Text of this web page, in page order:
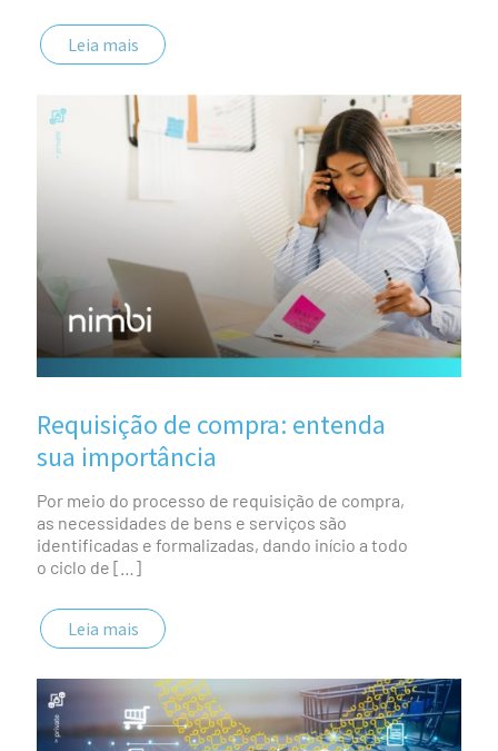
Leia mais
Requisição de compra: entenda
sua importância
Por meio do processo de requisição de compra,
as necessidades de bens e serviços são
identificadas e formalizadas, dando início a todo
o ciclo de […]
Leia mais